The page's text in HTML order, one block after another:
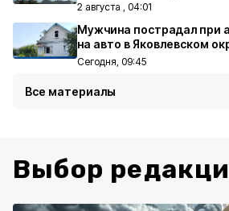
2 августа , 04:01
Мужчина пострадал при
на авто в Яковлевском
Сегодня, 09:45
Все материалы
Выбор